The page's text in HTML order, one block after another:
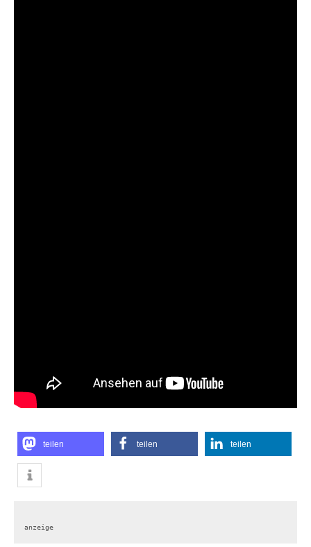
teilen teilen teilen
anzeige